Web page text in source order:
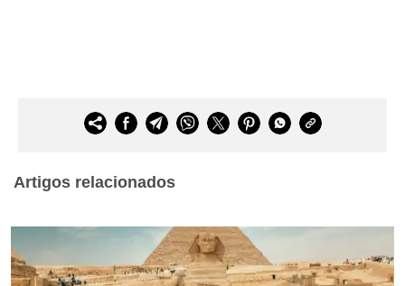
Artigos relacionados